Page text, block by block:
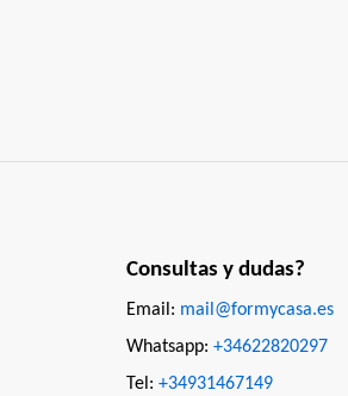
Consultas y dudas?
Email: mail@formycasa.es
Whatsapp: +34622820297
Tel: +34931467149